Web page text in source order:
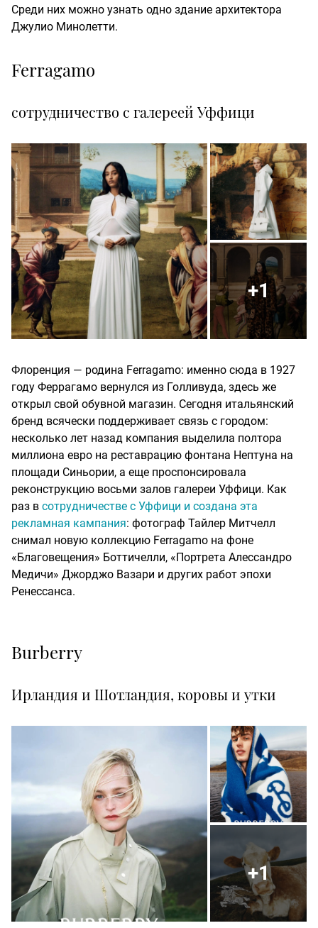
Среди них можно узнать одно здание архитектора
Джулио Минолетти.
Ferragamo
сотрудничество с галереей Уффици
+1
Флоренция — родина Ferragamo: именно сюда в 1927
году Феррагамо вернулся из Голливуда, здесь же
открыл свой обувной магазин. Сегодня итальянский
бренд всячески поддерживает связь с городом:
несколько лет назад компания выделила полтора
миллиона евро на реставрацию фонтана Нептуна на
площади Синьории, а еще проспонсировала
реконструкцию восьми залов галереи Уффици. Как
раз в сотрудничестве с Уффици и создана эта
рекламная кампания: фотограф Тайлер Митчелл
снимал новую коллекцию Ferragamo на фоне
«Благовещения» Боттичелли, «Портрета Алессандро
Медичи» Джорджо Вазари и других работ эпохи
Ренессанса.
Burberry
Ирландия и Шотландия, коровы и утки
+1